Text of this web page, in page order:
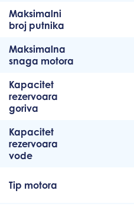
Maksimalni
broj putnika
Maksimalna
snaga motora
Kapacitet
rezervoara
goriva
Kapacitet
rezervoara
vode
Tip motora